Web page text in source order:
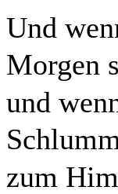
Und
Morgen
und
zum